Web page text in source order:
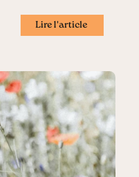
Lire l'article